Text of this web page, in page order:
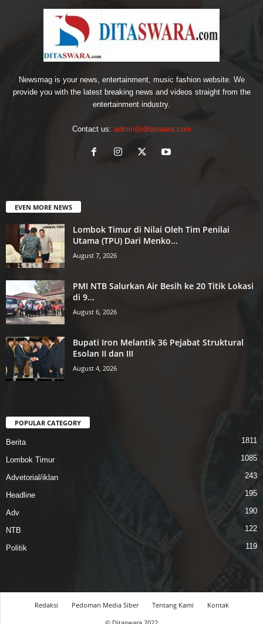
Newsmag is your news, entertainment, music fashion website. We
provide you with the latest breaking news and videos straight from the
entertainment industry.
Contact us: admin@ditaswara.com
EVEN MORE NEWS
Lombok Timur di Nilai Oleh Tim Penilai
Utama (TPU) Dari Menko...
August 7, 2026
PMI NTB Salurkan Air Besih ke 20 Titik Lokasi
di 9...
August 6, 2026
Bupati Iron Melantik 36 Pejabat Struktural
Esolan II dan III
August 4, 2026
POPULAR CATEGORY
Berita 1811
Lombok Timur 1085
Advetorial/iklan 243
Headline 195
Adv 190
NTB 122
Politik 119
Redaksi Pedoman Media Siber Tentang Kami
Kontak